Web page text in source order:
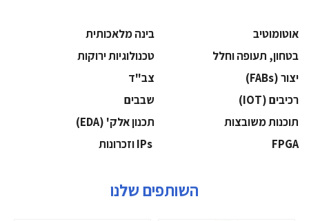
אוטומוטיב
בינה מלאכותית
בטחון, תעופה וחלל
‫טכנולוגיות ירוקות‬
‫יצור (‪(FABs‬‬
‫צב"ד‬
‫רכיבים‬ (IOT)
‫שבבים‬
‫תוכנות משובצות‬
‫תכנון אלק' (‪(EDA‬‬
‫‪FPGA‬‬
השותפים שלנו